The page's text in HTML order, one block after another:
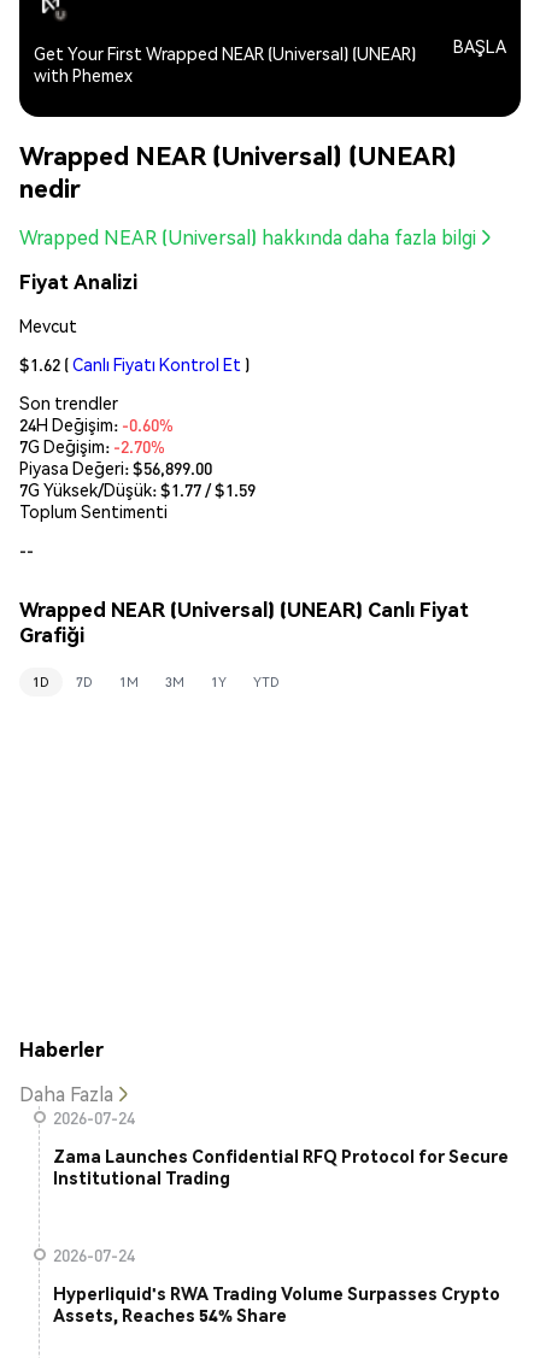
Get Your First Wrapped NEAR (Universal) (UNEAR)
with Phemex
BAŞLA
Wrapped NEAR (Universal) (UNEAR)
nedir
Wrapped NEAR (Universal) hakkında daha fazla bilgi
Fiyat Analizi
Mevcut
$1.62 (Canlı Fiyatı Kontrol Et )
Son trendler
24H Değişim: -0.60%
7G Değişim: -2.70%
Piyasa Değeri:$56,899.00
7G Yüksek/Düşük: $1.77/ $1.59
Toplum Sentimenti
--
Wrapped NEAR (Universal) (UNEAR) Canlı Fiyat
Grafiği
1D 7D 1M 3M 1Y YTD
Haberler
Daha Fazla
2026-07-24
Zama Launches Confidential RFQ Protocol for Secure
Institutional Trading
2026-07-24
Hyperliquid's RWA Trading Volume Surpasses Crypto
Assets, Reaches 54% Share